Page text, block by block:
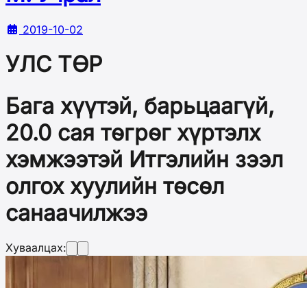
2019-10-02
УЛС ТӨР
Бага хүүтэй, барьцаагүй,
20.0 сая төгрөг хүртэлх
хэмжээтэй Итгэлийн зээл
олгох хуулийн төсөл
санаачилжээ
Хуваалцах: